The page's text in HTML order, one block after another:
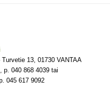
13, 01730 VANTAA
p. 040 868 4039 tai
045 617 9092